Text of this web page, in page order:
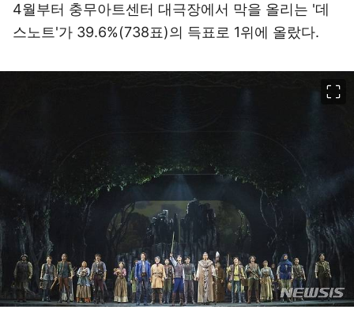
4월부터 충무아트센터 대극장에서 막을 올리는 '데
스노트'가 39.6%(738표)의 득표로 1위에 올랐다.